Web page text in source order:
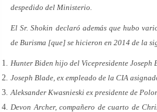
despedido del Ministerio.
El Sr. Shokin declaró además que hubo
de Burisma [que] se hicieron en 2014 de la
Hunter Biden hijo del Vicepresidente Joseph
Joseph Blade, ex empleado de la CIA
Aleksander Kwasnieski ex presidente de
Devon Archer, compañero de cuarto de